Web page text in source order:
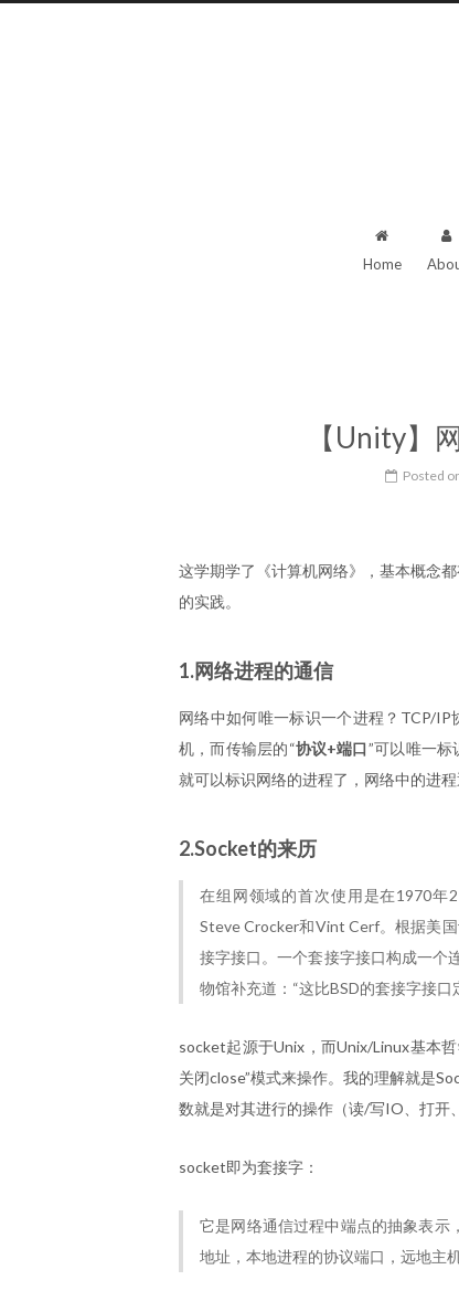
Home
【Unity】
Posted
这学期学了《计算机网络》，基本概念
的实践。
1.网络进程的通信
网络中如何唯一标识一个进程？TCP/
机，而传输层的“协议+端口”可以唯一标
就可以标识网络的进程了，网络中的进
2.Socket的来历
在组网领域的首次使用是在1970年
Steve Crocker和Vint Cerf。根据美
接字接口。一个套接字接口构成一个
物馆补充道：“这比BSD的套接字接口
socket起源于Unix，而Unix/Linux基本
关闭close”模式来操作。我的理解就是
数就是对其进行的操作（读/写IO、打开
socket即为套接字：
它是网络通信过程中端点的抽象表示
地址，本地进程的协议端口，远地主